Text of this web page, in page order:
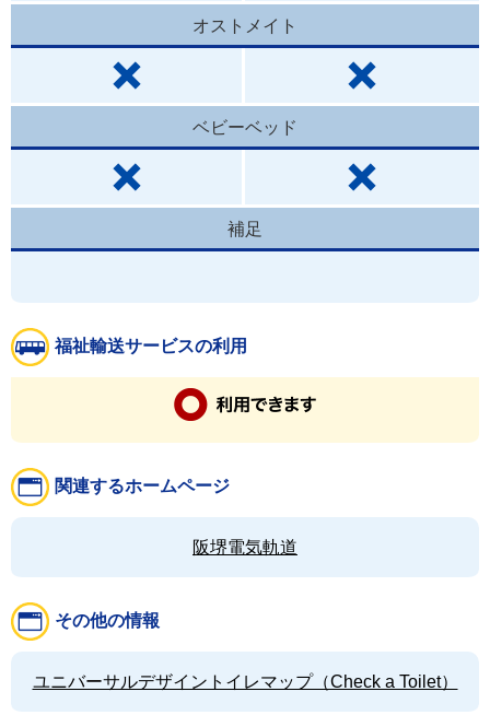
オストメイト
ベビーベッド
補足
福祉輸送サービスの利用
関連するホームページ
阪堺電気軌道
その他の情報
ユニバーサルデザイントイレマップ（Check a Toilet）